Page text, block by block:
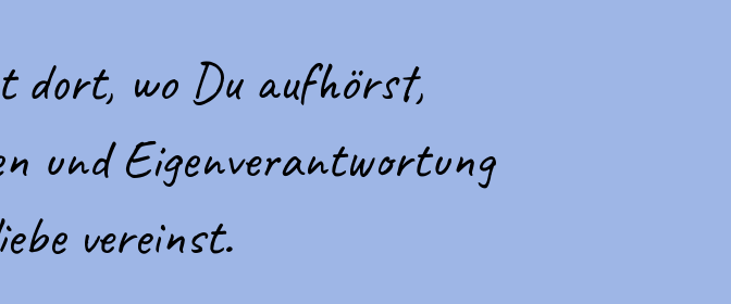
dort, wo Du aufhörst,
und Eigenverantwortung
vereinst.